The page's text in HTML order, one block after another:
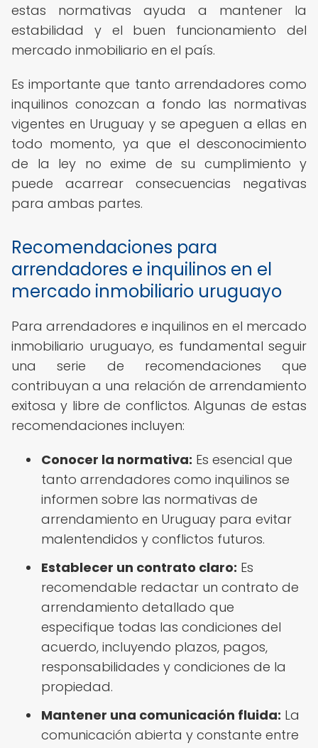
estas normativas ayuda a mantener la
estabilidad y el buen funcionamiento del
mercado inmobiliario en el país.
Es importante que tanto arrendadores como
inquilinos conozcan a fondo las normativas
vigentes en Uruguay y se apeguen a ellas en
todo momento, ya que el desconocimiento
de la ley no exime de su cumplimiento y
puede acarrear consecuencias negativas
para ambas partes.
Recomendaciones para
arrendadores e inquilinos en el
mercado inmobiliario uruguayo
Para arrendadores e inquilinos en el mercado
inmobiliario uruguayo, es fundamental seguir
una serie de recomendaciones que
contribuyan a una relación de arrendamiento
exitosa y libre de conflictos. Algunas de estas
recomendaciones incluyen:
Conocer la normativa: Es esencial que
tanto arrendadores como inquilinos se
informen sobre las normativas de
arrendamiento en Uruguay para evitar
malentendidos y conflictos futuros.
Establecer un contrato claro: Es
recomendable redactar un contrato de
arrendamiento detallado que
especifique todas las condiciones del
acuerdo, incluyendo plazos, pagos,
responsabilidades y condiciones de la
propiedad.
Mantener una comunicación fluida: La
comunicación abierta y constante entre